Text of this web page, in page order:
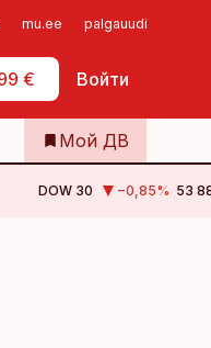
mu.ee palgauudised.ee
€ Войти
Мой ДВ
DOW 30 −0,85% 53